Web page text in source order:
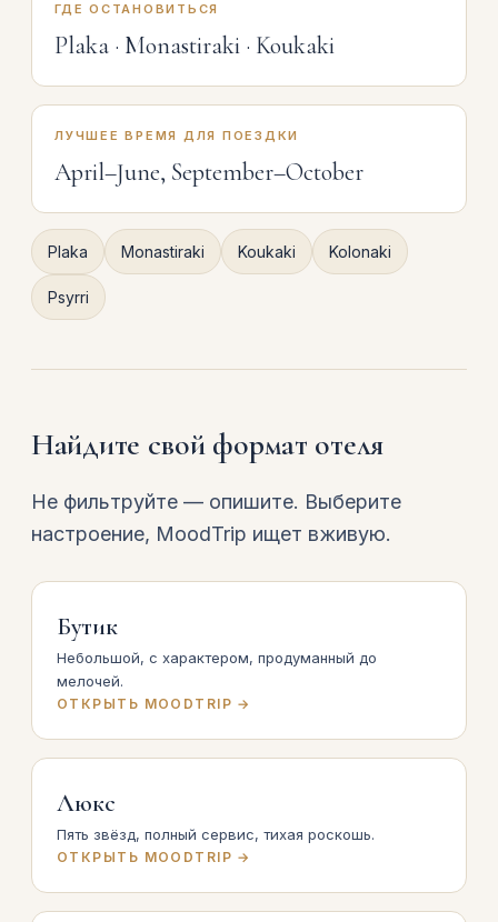
ГДЕ ОСТАНОВИТЬСЯ
Plaka · Monastiraki · Koukaki
ЛУЧШЕЕ ВРЕМЯ ДЛЯ ПОЕЗДКИ
April–June, September–October
Plaka Monastiraki Koukaki Kolonaki
Psyrri
Найдите свой формат отеля
Не фильтруйте — опишите. Выберите
настроение, MoodTrip ищет вживую.
Бутик
Небольшой, с характером, продуманный до
мелочей.
ОТКРЫТЬ MOODTRIP →
Люкс
Пять звёзд, полный сервис, тихая роскошь.
ОТКРЫТЬ MOODTRIP →